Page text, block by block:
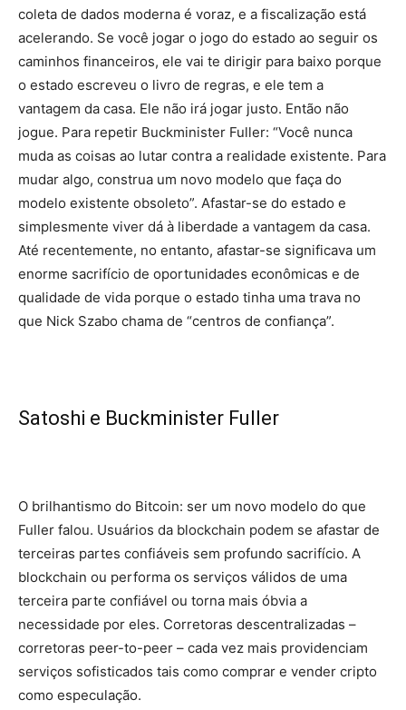
coleta de dados moderna é voraz, e a fiscalização está
acelerando. Se você jogar o jogo do estado ao seguir os
caminhos financeiros, ele vai te dirigir para baixo porque
o estado escreveu o livro de regras, e ele tem a
vantagem da casa. Ele não irá jogar justo. Então não
jogue. Para repetir Buckminister Fuller: “Você nunca
muda as coisas ao lutar contra a realidade existente. Para
mudar algo, construa um novo modelo que faça do
modelo existente obsoleto”. Afastar-se do estado e
simplesmente viver dá à liberdade a vantagem da casa.
Até recentemente, no entanto, afastar-se significava um
enorme sacrifício de oportunidades econômicas e de
qualidade de vida porque o estado tinha uma trava no
que Nick Szabo chama de “centros de confiança”.
Satoshi e Buckminister Fuller
O brilhantismo do Bitcoin: ser um novo modelo do que
Fuller falou. Usuários da blockchain podem se afastar de
terceiras partes confiáveis sem profundo sacrifício. A
blockchain ou performa os serviços válidos de uma
terceira parte confiável ou torna mais óbvia a
necessidade por eles. Corretoras descentralizadas –
corretoras peer-to-peer – cada vez mais providenciam
serviços sofisticados tais como comprar e vender cripto
como especulação.